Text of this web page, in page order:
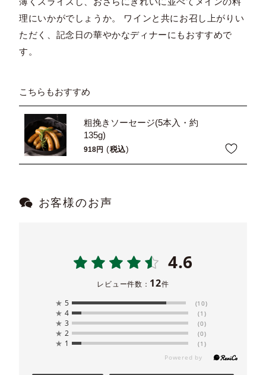
理にいかがでしょうか。 ワインと共にお召し上がりい
ただく、記念日の華やかなディナーにもおすすめで
す。
こちらもおすすめ
粗挽きソーセージ(5本入・約
135g)
918 税込
お客様のお声
4.6
レビュー件数： 12件
★ 5 (10)
★ 4 (1)
★ 3 (0)
★ 2 (0)
★ 1 (1)